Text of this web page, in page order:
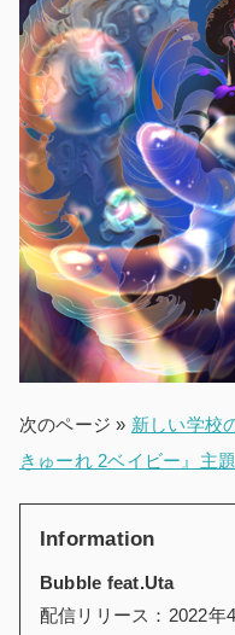
次のページ » 新しい学校
きゅーれ 2ベイビー』主
Information
Bubble feat.Uta
配信リリース：2022年